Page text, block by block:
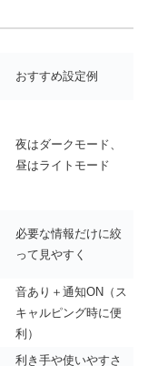
おすすめ設定例
夜はダークモード、
昼はライトモード
必要な情報だけに絞
って見やすく
音あり＋通知ON（ス
キャルピング時に便
利）
利き手や使いやすさ